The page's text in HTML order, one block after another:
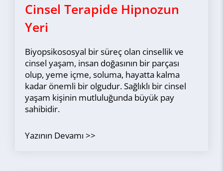
Cinsel Terapide Hipnozun
Yeri
Biyopsikososyal bir süreç olan cinsellik ve
cinsel yaşam, insan doğasının bir parçası
olup, yeme içme, soluma, hayatta kalma
kadar önemli bir olgudur. Sağlıklı bir cinsel
yaşam kişinin mutluluğunda büyük pay
sahibidir.
Yazının Devamı